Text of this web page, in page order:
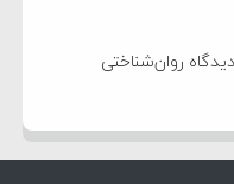
روان‌شناختی